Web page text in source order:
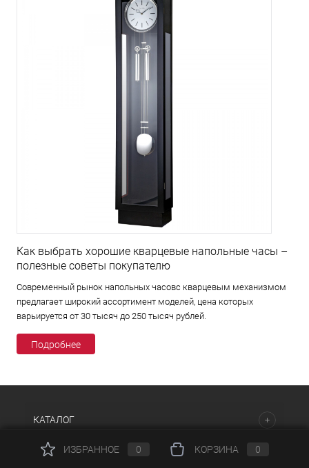
Как выбрать хорошие кварцевые напольные часы –
полезные советы покупателю
Современный рынок напольных часовс кварцевым механизмом
предлагает широкий ассортимент моделей, цена которых
варьируется от 30 тысяч до 250 тысяч рублей.
Подробнее
КАТАЛОГ
ИЗБРАННОЕ 0 КОРЗИНА 0